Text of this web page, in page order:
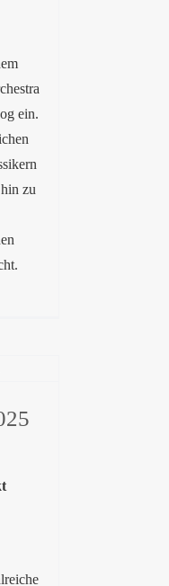
ein.
zu